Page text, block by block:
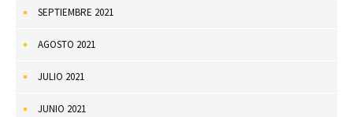
SEPTIEMBRE 2021
AGOSTO 2021
JULIO 2021
JUNIO 2021